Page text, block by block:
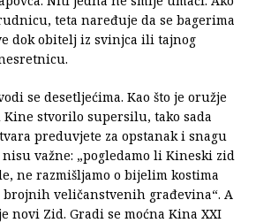
teta naređuje da se bagerima
dok obitelj iz svinjca ili tajnog
se desetljećima. Kao što je oružje
stvorilo supersilu, tako sada
preduvjete za opstanak i snagu
važne: „pogledamo li Kineski zid
ne razmišljamo o bijelim kostima
veličanstvenih građevina“. A
novi Zid. Gradi se moćna Kina XXI